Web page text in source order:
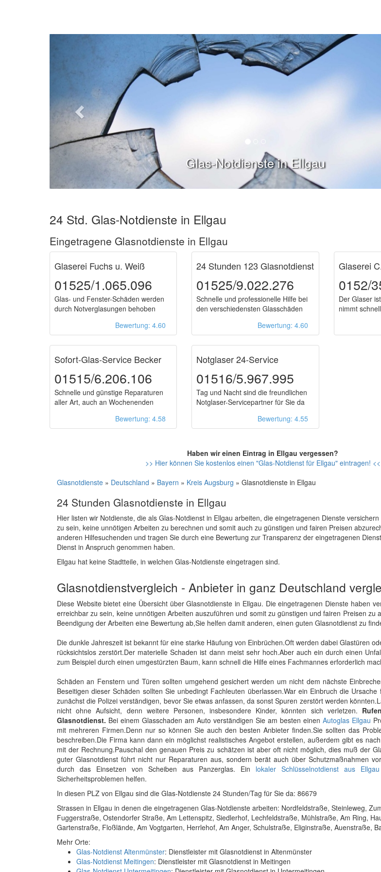
Glas-Notdienste in Ellgau
24 Std. Glas-Notdienste in Ellgau
Eingetragene Glasnotdienste in Ellgau
Glaserei Fuchs u. Weiß
01525/1.065.096
Glas- und Fenster-Schäden werden
durch Notverglasungen behoben
Bewertung: 4.60
24 Stunden 123 Glasnotdienst
01525/9.022.276
Schnelle und professionelle Hilfe bei
den verschiedensten Glasschäden
Bewertung: 4.60
Glaserei
0152/
Der Glaser
nimmt
Sofort-Glas-Service Becker
01515/6.206.106
Schnelle und günstige Reparaturen
aller Art, auch an Wochenenden
Bewertung: 4.58
Notglaser 24-Service
01516/5.967.995
Tag und Nacht sind die freundlichen
Notglaser-Servicepartner für Sie da
Bewertung: 4.55
Haben wir einen Eintrag in Ellgau vergessen?
>> Hier können Sie kostenlos einen "Glas-Notdienst für Ellgau" eintragen! <<
Glasnotdienste » Deutschland » Bayern » Kreis Augsburg » Glasnotdienste in Ellgau
24 Stunden Glasnotdienste in Ellgau
Hier listen wir Notdienste, die als Glas-Notdienst in Ellgau arbeiten, die eingetragenen Dienste
zu sein, keine unnötigen Arbeiten zu berechnen und somit auch zu günstigen und fairen Preisen
anderen Hilfesuchenden und tragen Sie durch eine Bewertung zur Transparenz der eingetragenen
Dienst in Anspruch genommen haben.
Ellgau hat keine Stadtteile, in welchen Glas-Notdienste eingetragen sind.
Glasnotdienstvergleich - Anbieter in ganz Deutschland
Diese Website bietet eine Übersicht über Glasnotdienste in Ellgau. Die eingetragenen Dienste haben
erreichbar zu sein, keine unnötigen Arbeiten auszuführen und somit zu günstigen und fairen Preisen zu
Beendigung der Arbeiten eine Bewertung ab,Sie helfen damit anderen, einen guten Glasnotdienst zu
Die dunkle Jahreszeit ist bekannt für eine starke Häufung von Einbrüchen.Oft werden dabei Glastüren
rücksichtslos zerstört.Der materielle Schaden ist dann meist sehr hoch.Aber auch ein durch einen
zum Beispiel durch einen umgestürzten Baum, kann schnell die Hilfe eines Fachmannes erforderlich
Schäden an Fenstern und Türen sollten umgehend gesichert werden um nicht dem nächste
Beseitigen dieser Schäden sollten Sie unbedingt Fachleuten überlassen.War ein Einbruch die
zunächst die Polizei verständigen, bevor Sie etwas anfassen, da sonst Spuren zerstört werden
nicht ohne Aufsicht, denn weitere Personen, insbesondere Kinder, könnten sich verletzen.
Glasnotdienst. Bei einem Glasschaden am Auto verständigen Sie am besten einen Autoglas Ellgau
mit mehreren Firmen.Denn nur so können Sie auch den besten Anbieter finden.Sie sollten das
beschreiben.Die Firma kann dann ein möglichst realistisches Angebot erstellen, außerdem gibt es
mit der Rechnung.Pauschal den genauen Preis zu schätzen ist aber oft nicht möglich, dies muß der
guter Glasnotdienst führt nicht nur Reparaturen aus, sondern berät auch über Schutzmaßnahmen
durch das Einsetzen von Scheiben aus Panzerglas. Ein lokaler Schlüsselnotdienst aus Ellgau
Sicherheitsproblemen helfen.
In diesen PLZ von Ellgau sind die Glas-Notdienste 24 Stunden/Tag für Sie da: 86679
Strassen in Ellgau in denen die eingetragenen Glas-Notdienste arbeiten: Nordfeldstraße, Steinleweg,
Fuggerstraße, Ostendorfer Straße, Am Lettenspitz, Siedlerhof, Lechfeldstraße, Mühlstraße, Am Ring,
Gartenstraße, Floßlände, Am Vogtgarten, Herrlehof, Am Anger, Schulstraße, Eliginstraße, Auenstraße,
Mehr Orte:
Glas-Notdienst Altenmünster: Dienstleister mit Glasnotdienst in Altenmünster
Glas-Notdienst Meitingen: Dienstleister mit Glasnotdienst in Meitingen